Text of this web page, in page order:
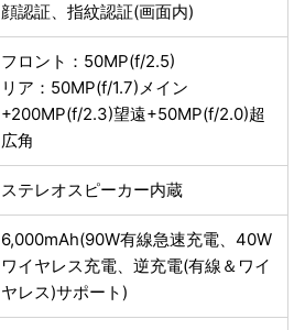
顔認証、指紋認証(画面内)
フロント：50MP(f/2.5)
リア：50MP(f/1.7)メイン
+200MP(f/2.3)望遠+50MP(f/2.0)超
広角
ステレオスピーカー内蔵
6,000mAh(90W有線急速充電、40W
ワイヤレス充電、逆充電(有線＆ワイ
ヤレス)サポート)